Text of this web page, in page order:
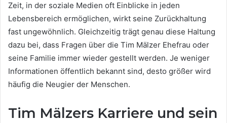
Zeit, in der soziale Medien oft Einblicke in jeden
Lebensbereich ermöglichen, wirkt seine Zurückhaltung
fast ungewöhnlich. Gleichzeitig trägt genau diese Haltung
dazu bei, dass Fragen über die Tim Mälzer Ehefrau oder
seine Familie immer wieder gestellt werden. Je weniger
Informationen öffentlich bekannt sind, desto größer wird
häufig die Neugier der Menschen.
Tim Mälzers Karriere und sein